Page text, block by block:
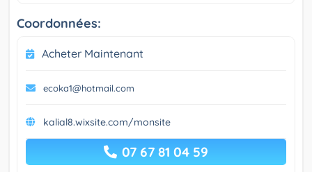
Coordonnées:
Acheter Maintenant
ecoka1@hotmail.com
kalial8.wixsite.com/monsite
07 67 81 04 59